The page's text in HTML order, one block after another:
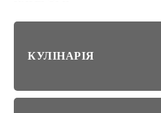
КУЛІНАРІЯ